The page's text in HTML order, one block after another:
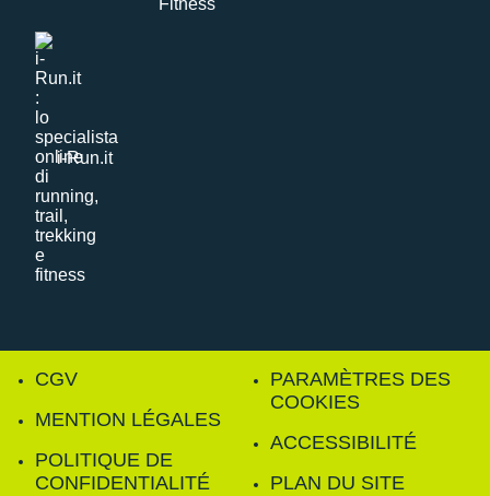
i-Run.it
CGV
MENTION LÉGALES
POLITIQUE DE
CONFIDENTIALITÉ
PARAMÈTRES DES
COOKIES
ACCESSIBILITÉ
PLAN DU SITE